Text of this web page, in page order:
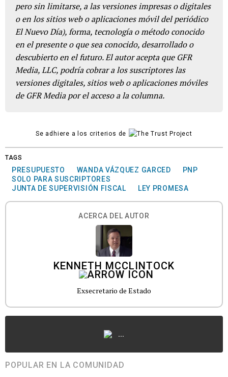
pero sin limitarse, a las versiones impresas o digitales
o en los sitios web o aplicaciones móvil del periódico
El Nuevo Día), forma, tecnología o método conocido
en el presente o que sea conocido, desarrollado o
descubierto en el futuro. El autor acepta que GFR
Media, LLC, podría cobrar a los suscriptores las
versiones digitales, sitios web o aplicaciones móviles
de GFR Media por el acceso a la columna.
Se adhiere a los criterios de
TAGS
PRESUPUESTO WANDA VÁZQUEZ GARCED
PNP
SOLO PARA SUSCRIPTORES
JUNTA DE SUPERVISIÓN FISCAL
LEY PROMESA
ACERCA DEL AUTOR
KENNETH MCCLINTOCK
Exsecretario de Estado
...
POPULAR EN LA COMUNIDAD